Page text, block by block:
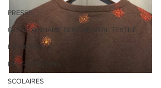
PRESSE
QUESTIONNAIRE SENTIMENTAL TEXTILE
EVENEMENTS
INTERVENTIONS
SCOLAIRES